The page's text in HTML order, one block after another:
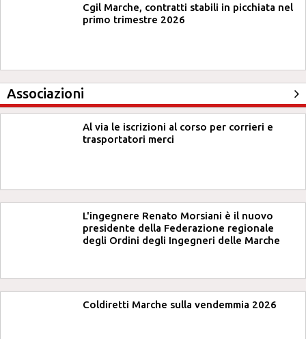
Cgil Marche, contratti stabili in picchiata nel
primo trimestre 2026
Associazioni
Al via le iscrizioni al corso per corrieri e
trasportatori merci
L'ingegnere Renato Morsiani è il nuovo
presidente della Federazione regionale
degli Ordini degli Ingegneri delle Marche
Coldiretti Marche sulla vendemmia 2026